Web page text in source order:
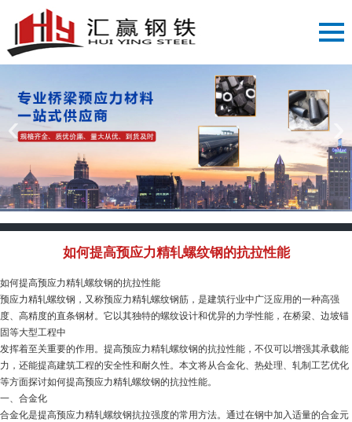
‹ ›
如何提高预应力精轧螺纹钢的抗拉性能
如何提高预应力精轧螺纹钢的抗拉性能
预应力精轧螺纹钢，又称预应力精轧螺纹钢筋，是建筑行业中广泛应用的一种高强
度、高精度的直条钢材。它以其独特的螺纹设计和优异的力学性能，在桥梁、边坡锚
固等大型工程中
发挥着至关重要的作用。提高预应力精轧螺纹钢的抗拉性能，不仅可以增强其承载能
力，还能提高建筑工程的安全性和耐久性。本文将从合金化、热处理、轧制工艺优化
等方面探讨如何提高预应力精轧螺纹钢的抗拉性能。
一、合金化
合金化是提高预应力精轧螺纹钢抗拉强度的常用方法。通过在钢中加入适量的合金元